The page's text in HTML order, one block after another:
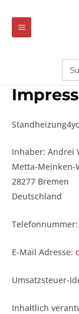
Inhalt
springenMENU
for:
Inhaber: Andrei
Metta-Meinken-
28277 Bremen
Deutschland
Telefonnummer:
E-Mail Adresse:
Umsatzsteuer-
Inhaltlich